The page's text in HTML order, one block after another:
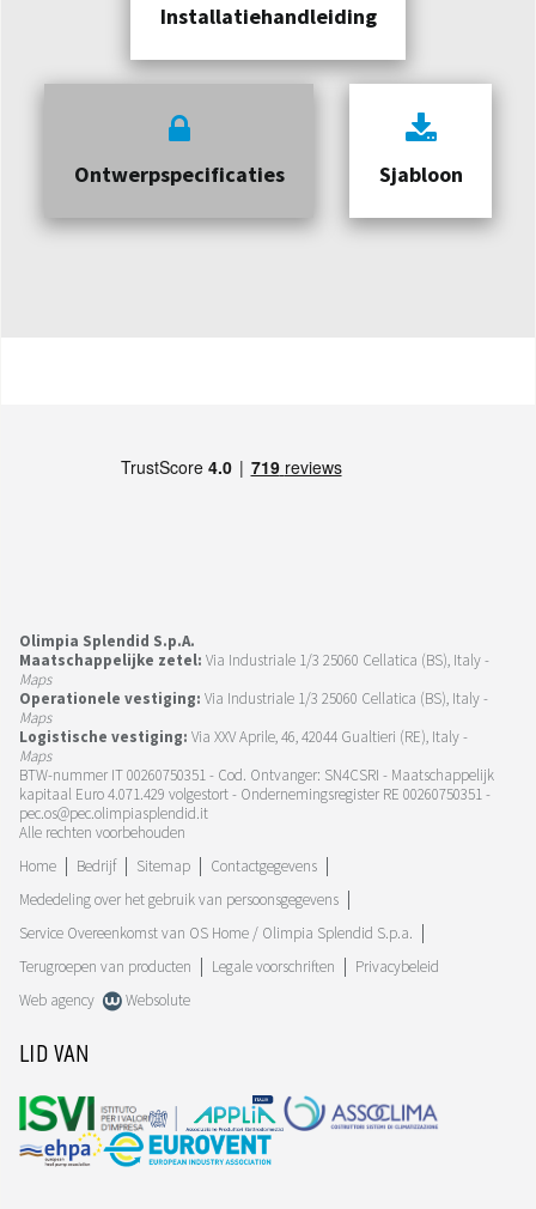
Installatiehandleiding
Ontwerpspecificaties Sjabloon
Olimpia Splendid S.p.A.
Maatschappelijke zetel: Via Industriale 1/3 25060 Cellatica (BS), Italy -
Maps
Operationele vestiging: Via Industriale 1/3 25060 Cellatica (BS), Italy -
Maps
Logistische vestiging: Via XXV Aprile, 46, 42044 Gualtieri (RE), Italy -
Maps
BTW-nummer IT 00260750351 - Cod. Ontvanger: SN4CSRI - Maatschappelijk
kapitaal Euro 4.071.429 volgestort - Ondernemingsregister RE 00260750351 -
pec.os@pec.olimpiasplendid.it
Alle rechten voorbehouden
Home
Bedrijf Sitemap
Contactgegevens
Mededeling over het gebruik van persoonsgegevens
Service Overeenkomst van OS Home / Olimpia Splendid S.p.a.
Terugroepen van producten
Legale voorschriften
Privacybeleid
Web agency
Websolute
LID VAN